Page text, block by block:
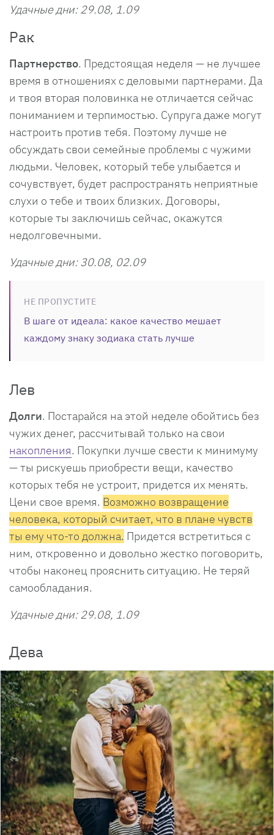
Удачные дни: 29.08, 1.09
Рак
Партнерство. Предстоящая неделя — не лучшее
время в отношениях с деловыми партнерами. Да
и твоя вторая половинка не отличается сейчас
пониманием и терпимостью. Супруга даже могут
настроить против тебя. Поэтому лучше не
обсуждать свои семейные проблемы с чужими
людьми. Человек, который тебе улыбается и
сочувствует, будет распространять неприятные
слухи о тебе и твоих близких. Договоры,
которые ты заключишь сейчас, окажутся
недолговечными.
Удачные дни: 30.08, 02.09
НЕ ПРОПУСТИТЕ
В шаге от идеала: какое качество мешает
каждому знаку зодиака стать лучше
Лев
Долги. Постарайся на этой неделе обойтись без
чужих денег, рассчитывай только на свои
накопления. Покупки лучше свести к минимуму
— ты рискуешь приобрести вещи, качество
которых тебя не устроит, придется их менять.
Цени свое время. Возможно возвращение
человека, который считает, что в плане чувств
ты ему что-то должна. Придется встретиться с
ним, откровенно и довольно жестко поговорить,
чтобы наконец прояснить ситуацию. Не теряй
самообладания.
Удачные дни: 29.08, 1.09
Дева